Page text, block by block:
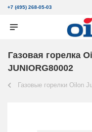
+7 (495) 268-05-03
Газовая горелка
JUNIORG80002
Газовые горелки Oilon